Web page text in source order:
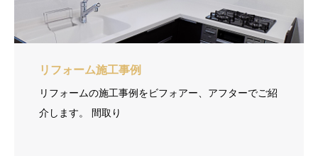
リフォーム施工事例
リフォームの施工事例をビフォアー、アフターでご紹
介します。 間取り